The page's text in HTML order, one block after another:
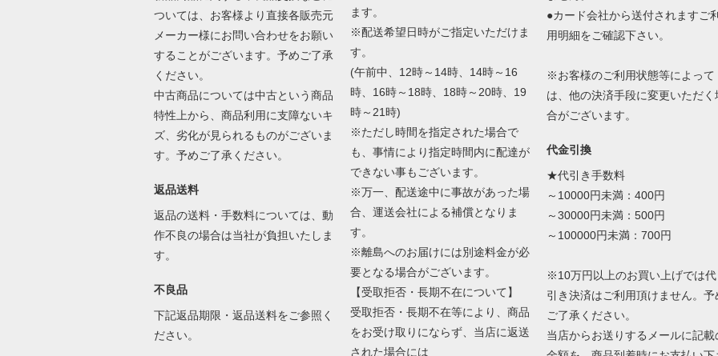
ついては、お客様より直接各販売元
メーカー様にお問い合わせをお願い
することがございます。予めご了承
ください。
中古商品については中古という商品
特性上から、商品利用に支障ないキ
ズ、劣化が見られるものがございま
す。予めご了承ください。
返品送料
返品の送料・手数料については、動
作不良の場合は当社が負担いたしま
す。
不良品
下記返品期限・返品送料をご参照く
ださい。
ます。
※配送希望日時がご指定いただけま
す。
(午前中、12時～14時、14時～16
時、16時～18時、18時～20時、19
時～21時)
※ただし時間を指定された場合で
も、事情により指定時間内に配達が
できない事もございます。
※万一、配送途中に事故があった場
合、運送会社による補償となりま
す。
※離島へのお届けには別途料金が必
要となる場合がございます。
【受取拒否・長期不在について】
受取拒否・長期不在等により、商品
をお受け取りにならず、当店に返送
された場合には
●カード会社から送付されますご
用明細をご確認下さい。
※お客様のご利用状態等によって
は、他の決済手段に変更いただく
合がございます。
代金引換
★代引き手数料
～10000円未満：400円
～30000円未満：500円
～100000円未満：700円
※10万円以上のお買い上げでは代
引き決済はご利用頂けません。予
ご了承ください。
当店からお送りするメールに記載